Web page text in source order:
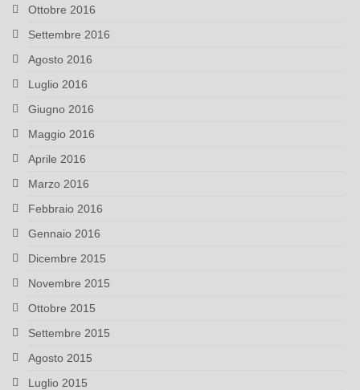
Ottobre 2016
Settembre 2016
Agosto 2016
Luglio 2016
Giugno 2016
Maggio 2016
Aprile 2016
Marzo 2016
Febbraio 2016
Gennaio 2016
Dicembre 2015
Novembre 2015
Ottobre 2015
Settembre 2015
Agosto 2015
Luglio 2015